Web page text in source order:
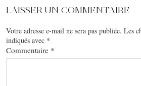
LAISSER UN COMMENTAIRE
Votre adresse e-mail ne sera pas publiée. Les
indiqués avec *
Commentaire *